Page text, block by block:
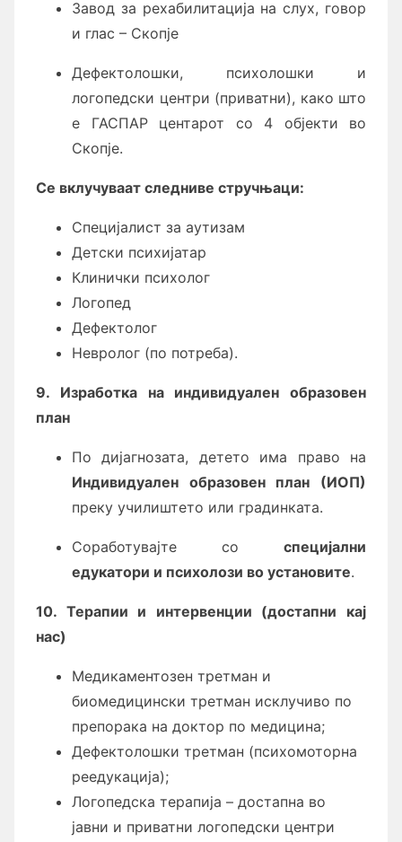
Завод за рехабилитација на слух, говор
и глас – Скопје
Дефектолошки, психолошки и
логопедски центри (приватни), како што
е ГАСПАР центарот со 4 објекти во
Скопје.
Се вклучуваат следниве стручњаци:
Специјалист за аутизам
Детски психијатар
Клинички психолог
Логопед
Дефектолог
Невролог (по потреба).
9. Изработка на индивидуален образовен
план
По дијагнозата, детето има право на
Индивидуален образовен план (ИОП)
преку училиштето или градинката.
Соработувајте со специјални
едукатори и психолози во установите.
10. Терапии и интервенции (достапни кај
нас)
Медикаментозен третман и
биомедицински третман исклучиво по
препорака на доктор по медицина;
Дефектолошки третман (психомоторна
реедукација);
Логопедска терапија – достапна во
јавни и приватни логопедски центри